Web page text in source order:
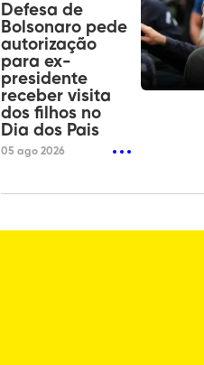
Defesa de
Bolsonaro pede
autorização
para ex-
presidente
receber visita
dos filhos no
Dia dos Pais
05 ago 2026